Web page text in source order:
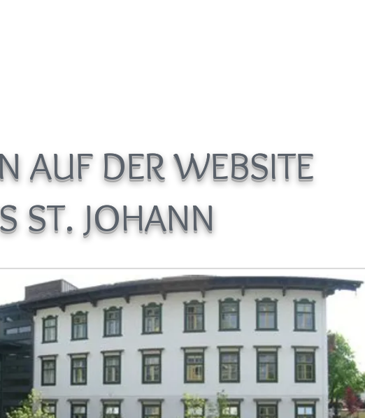
AUF DER WEBSITE
ST. JOHANN